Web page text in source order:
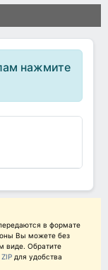
нажмите
в формате
Вы можете без
виде. Обратите
ZIP для удобства